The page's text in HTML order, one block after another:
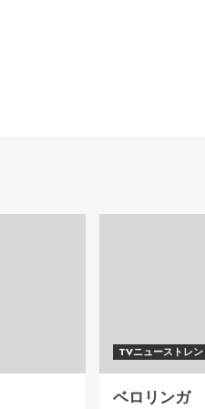
TVニューストレン
ベロリンガ